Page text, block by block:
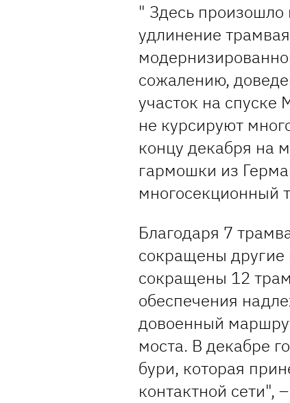
" Здесь произошло
удлинение
сожалению,
участок на спуске
не курсируют
концу декабря на
гармошки из
многосекционный
Благодаря 7
сокращены
сокращены 12
обеспечения
довоенный
моста. В декабре
бури, которая
контактной сети",